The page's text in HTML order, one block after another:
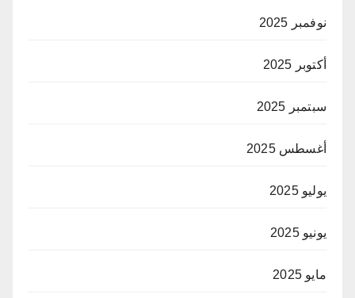
نوفمبر 2025
أكتوبر 2025
سبتمبر 2025
أغسطس 2025
يوليو 2025
يونيو 2025
مايو 2025